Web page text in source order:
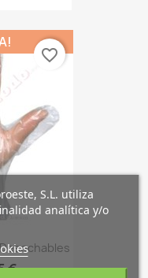
€
favorite_border
S.L. utiliza
analítica y/o